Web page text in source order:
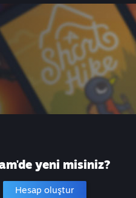
yeni misiniz?
Hesap oluştur